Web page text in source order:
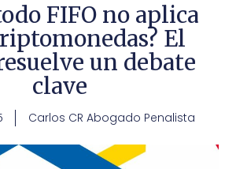
FIFO no aplica
El
un debate
clave
Carlos CR Abogado Penalista